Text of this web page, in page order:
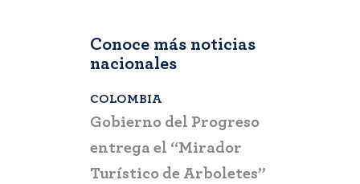
Conoce más noticias
nacionales
COLOMBIA
Gobierno del Progreso
entrega el “Mirador
Turístico de Arboletes”